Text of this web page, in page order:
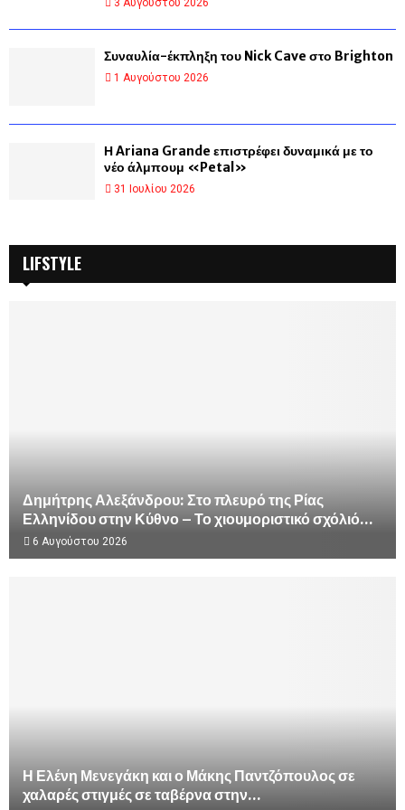
LIFSTYLE
Δημήτρης Αλεξάνδρου: Στο πλευρό της Ρίας
Ελληνίδου στην Κύθνο – Το χιουμοριστικό σχόλιό...
6 Αυγούστου 2026
Η Ελένη Μενεγάκη και ο Μάκης Παντζόπουλος σε
χαλαρές στιγμές σε ταβέρνα στην...
3 Αυγούστου 2026
Συναυλία-έκπληξη του Nick Cave στο Brighton
1 Αυγούστου 2026
Η Ariana Grande επιστρέφει δυναμικά με το
νέο άλμπουμ «Petal»
31 Ιουλίου 2026